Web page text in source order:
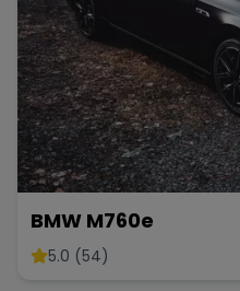
BMW M760e
5.0 (54)